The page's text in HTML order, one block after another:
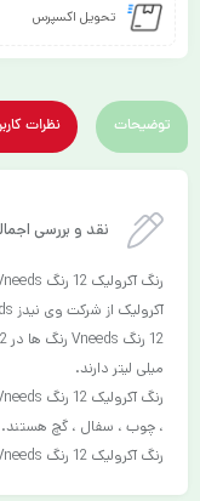
تحویل اکسپرس
توضیحات نظرات
نقد و بررسی
میلی لیتر دارند.
، چوب ، سفال ، گچ هستند.
رنگ آکرولیک 12 رنگ Vneeds محصول مقرون به صرفه برای کاردستی می باشد.